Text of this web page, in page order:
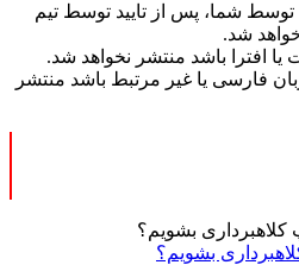
شما، پس از تایید توسط تیم
شد.
یا افترا باشد منتشر نخواهد شد.
فارسی یا غیر مرتبط باشد منتشر
بشویم؟